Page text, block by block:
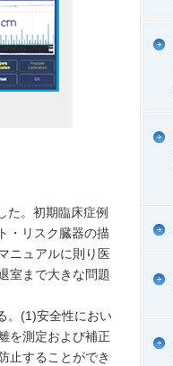
た。初期臨床症例
・リスク臓器の描
ニュアルに則り医
室まで大きな問題
。(1)安全性におい
を測定および補正
止することができ